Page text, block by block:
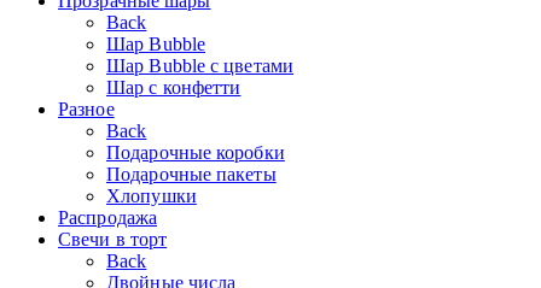
Back
Шар Bubble
Шар Bubble с цветами
Шар с конфетти
Разное
Back
Подарочные коробки
Подарочные пакеты
Хлопушки
Распродажа
Свечи в торт
Back
Двойные числа